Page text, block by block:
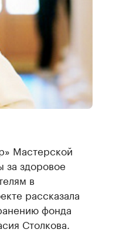
Мастерской
за здоровое
в
рассказала
фонда
Столкова.